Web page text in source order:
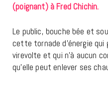
(poignant) à Fred Chichin.
Le public, bouche bée et
cette tornade d’énergie
virevolte et qui n’à aucun
qu’elle peut enlever ses